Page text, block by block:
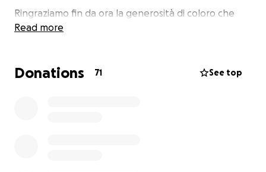
Ringraziamo fin da ora la generosità di coloro che
hanno già donato e di coloro che lo vorranno fare.
Read more
Donations 71 See top